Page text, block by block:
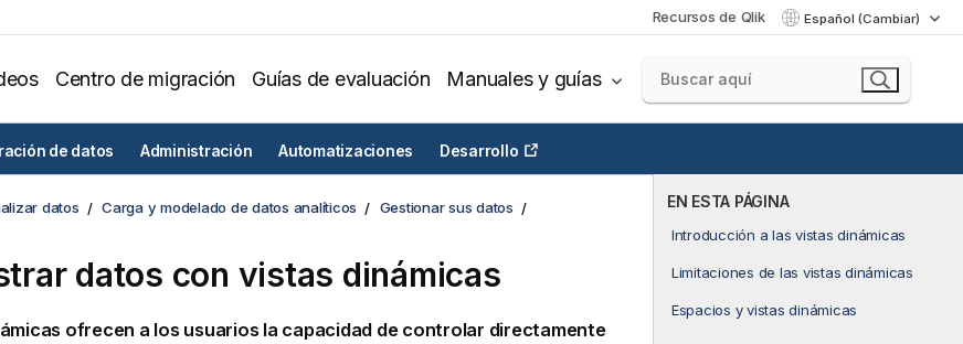
Recursos de Qlik Español (Cambiar)
Centro de migración Guías de evaluación Manuales y guías
de datos Administración Automatizaciones Desarrollo
EN ESTA PÁGINA
Introducción a las vistas dinámicas
Limitaciones de las vistas dinámicas
Espacios y vistas dinámicas
datos Carga y modelado de datos analíticos Gestionar sus datos
datos con vistas dinámicas
ofrecen a los usuarios la capacidad de controlar directamente